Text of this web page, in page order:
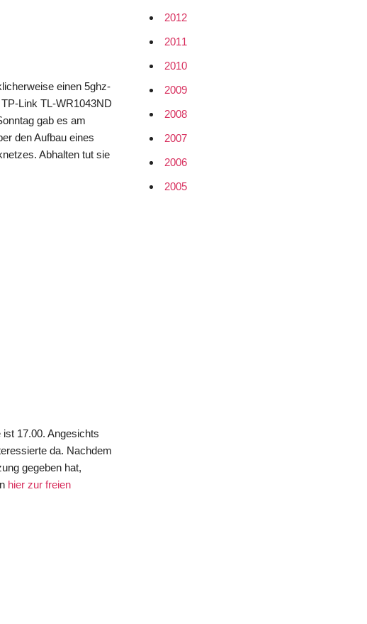
einen 5ghz-
Link TL-WR1043ND
gab es am
den Aufbau eines
Abhalten tut sie
17.00. Angesichts
da. Nachdem
gegeben hat,
hier zur freien
2012
2011
2010
2009
2008
2007
2006
2005